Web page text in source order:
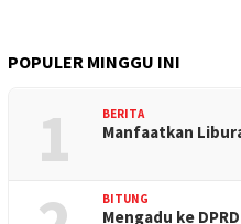
POPULER MINGGU INI
1 BERITA
Manfaatkan
BITUNG
Mengadu ke